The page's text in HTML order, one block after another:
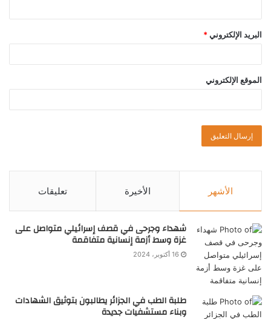
البريد الإلكتروني *
الموقع الإلكتروني
الأشهر الأخيرة تعليقات
شهداء وجرحى في قصف إسرائيلي متواصل على
غزة وسط أزمة إنسانية متفاقمة
16 أكتوبر، 2024
طلبة الطب في الجزائر يطالبون بتوثيق الشهادات
وبناء مستشفيات جديدة